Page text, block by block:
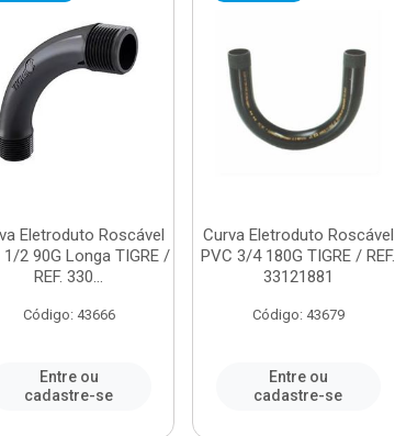
Eletroduto Roscável
1/2 90G Longa TIGRE /
REF. 330...
Código: 43666
Entre ou
cadastre-se
Curva Eletroduto Roscável
PVC 3/4 180G TIGRE / REF.
33121881
Código: 43679
Entre ou
cadastre-se